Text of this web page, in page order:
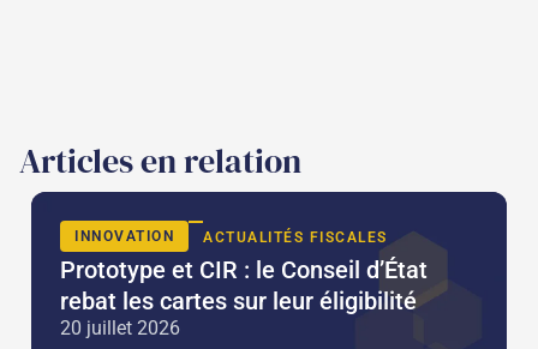
Articles en relation
INNOVATION ACTUALITÉS FISCALES
Prototype et CIR : le Conseil d’État
rebat les cartes sur leur éligibilité
20 juillet 2026